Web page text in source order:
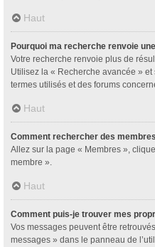
Haut
Pourquoi ma recherche renvoie
Votre recherche renvoie plus de
Utilisez la « Recherche avancée »
termes utilisés et des forums
Haut
Comment rechercher des
Allez sur la page « Membres »,
membre ».
Haut
Comment puis-je trouver mes
Vos messages peuvent être
messages » dans le panneau de